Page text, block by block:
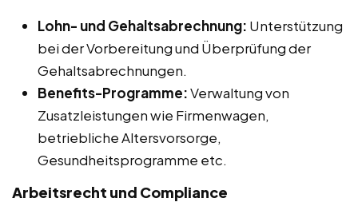
Lohn- und Gehaltsabrechnung: Unterstützung
bei der Vorbereitung und Überprüfung der
Gehaltsabrechnungen.
Benefits-Programme:Verwaltung von
Zusatzleistungen wie Firmenwagen,
betriebliche Altersvorsorge,
Gesundheitsprogramme etc.
Arbeitsrecht und Compliance